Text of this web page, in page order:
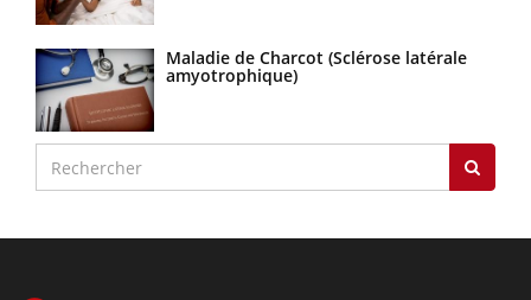
Maladie de Charcot (Sclérose latérale
amyotrophique)